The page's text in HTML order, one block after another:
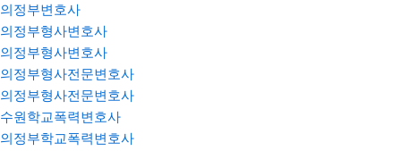
의정부변호사
의정부형사변호사
의정부형사변호사
의정부형사전문변호사
의정부형사전문변호사
수원학교폭력변호사
의정부학교폭력변호사